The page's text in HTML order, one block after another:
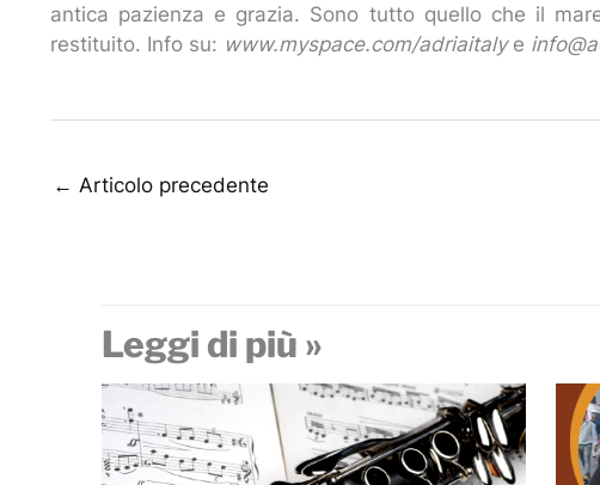
antica pazienza e grazia. Sono tutto quello che il
restituito. Info su: www.myspace.com/adriaitalye
← Articolo precedente
Leggi di più »